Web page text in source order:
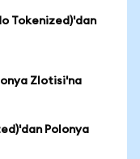
Tokenized)'dan
Zlotisi'na
Polonya